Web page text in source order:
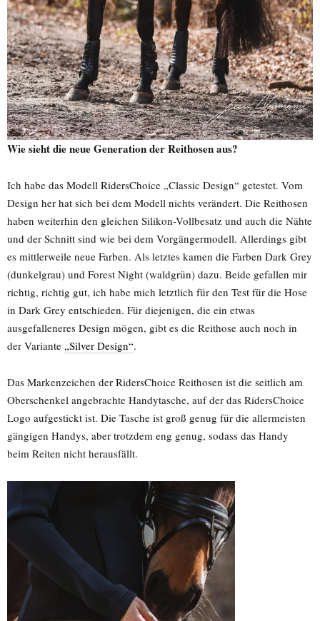
Wie sieht die neue Generation der Reithosen aus?
Ich habe das Modell RidersChoice „Classic Design“ getestet. Vom
Design her hat sich bei dem Modell nichts verändert. Die Reithosen
haben weiterhin den gleichen Silikon-Vollbesatz und auch die Nähte
und der Schnitt sind wie bei dem Vorgängermodell. Allerdings gibt
es mittlerweile neue Farben. Als letztes kamen die Farben Dark Grey
(dunkelgrau) und Forest Night (waldgrün) dazu. Beide gefallen mir
richtig, richtig gut, ich habe mich letztlich für den Test für die Hose
in Dark Grey entschieden. Für diejenigen, die ein etwas
ausgefalleneres Design mögen, gibt es die Reithose auch noch in
der Variante „Silver Design“.
Das Markenzeichen der RidersChoice Reithosen ist die seitlich am
Oberschenkel angebrachte Handytasche, auf der das RidersChoice
Logo aufgestickt ist. Die Tasche ist groß genug für die allermeisten
gängigen Handys, aber trotzdem eng genug, sodass das Handy
beim Reiten nicht herausfällt.